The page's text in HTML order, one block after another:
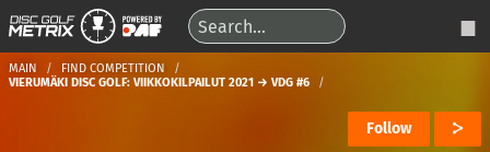
MAIN
FIND COMPETITION
VIERUMÄKI DISC GOLF: VIIKKOKILPAILUT 2021 → VDG #6
Follow